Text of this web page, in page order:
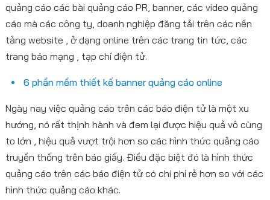
quảng cáo các bài quảng cáo PR, banner, các video quảng
cáo mà các công ty, doanh nghiệp đăng tải trên các nền
tảng website , ở dạng online trên các trang tin tức, các
trang báo mạng , tạp chí điện tử.
6 phần mềm thiết kế banner quảng cáo online
Ngày nay việc quảng cáo trên các báo điện tử là một xu
hướng, nó rất thịnh hành và đem lại được hiệu quả vô cùng
to lớn , hiệu quả vượt trội hơn so các hình thức quảng cáo
truyền thống trên báo giấy. Điều đặc biệt đó là hình thức
quảng cáo trên các báo điện tử có chi phí rẻ hơn so với các
hình thức quảng cáo khác.